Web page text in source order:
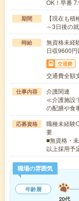
OK！早番
期間
【現在も
～3日後の
時給
無資格未
日収9600円
交通費
交通費全額
仕事内容
介護関連
≪介護施設
の配膳や食
応募資格
職種未経験
要
■無資格・
以上採用予
職場の雰囲気
年齢層
20代